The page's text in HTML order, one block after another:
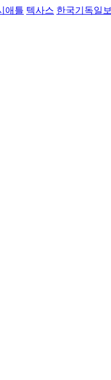
애틀 텍사스 한국기독일보